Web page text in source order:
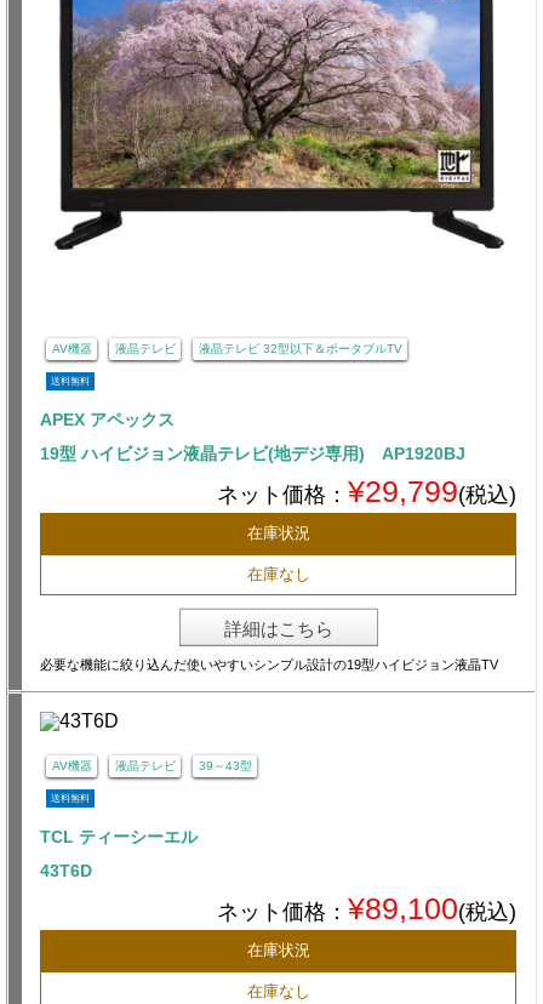
AV機器 液晶テレビ 液晶テレビ 32型以下＆ポータブルTV
送料無料
APEX アペックス
19型 ハイビジョン液晶テレビ(地デジ専用) AP1920BJ
ネット価格： ¥29,799(税込)
在庫状況
在庫なし
詳細はこちら
必要な機能に絞り込んだ使いやすいシンプル設計の19型ハイビジョン液晶TV
AV機器 液晶テレビ 39～43型
送料無料
TCL ティーシーエル
43T6D
ネット価格： ¥89,100(税込)
在庫状況
在庫なし